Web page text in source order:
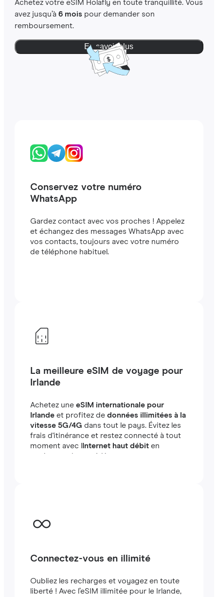
Achetez votre eSIM Holafly en toute tranquillité. Vous
avez jusqu’à 6 moispour demander son
remboursement.
En savoir plus
Conservez votre numéro
WhatsApp
Gardez contact avec vos proches ! Appelez
et échangez des messages WhatsApp avec
vos contacts, toujours avec votre numéro
de téléphone habituel.
La meilleure eSIM de voyage pour
Irlande
Achetez une eSIM internationale pour
Irlandeet profitez de données illimitées à la
vitesse 5G/4G dans tout le pays. Évitez les
frais d'itinérance et restez connecté à tout
moment avec l
Internet haut débiten
quelques minutes à létranger, que vous
Connectez-vous en illimité
Oubliez les recharges et voyagez en toute
liberté ! Avec l’eSIM illimitée pour le Irlande,